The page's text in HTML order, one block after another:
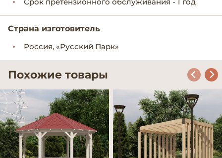
Страна изготовитель
Россия, «Русский Парк»
Похожие товары